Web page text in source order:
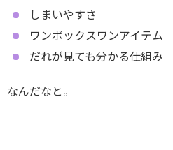
しまいやすさ
ワンボックスワンアイテム
だれが見ても分かる仕組み
なんだなと。